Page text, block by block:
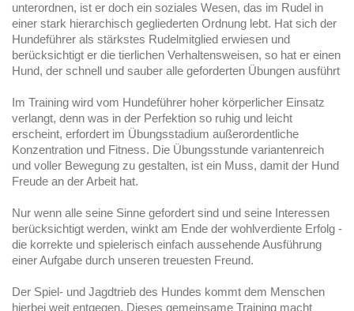
unterordnen, ist er doch ein soziales Wesen, das im Rudel in
einer stark hierarchisch gegliederten Ordnung lebt. Hat sich der
Hundeführer als stärkstes Rudelmitglied erwiesen und
berücksichtigt er die tierlichen Verhaltensweisen, so hat er einen
Hund, der schnell und sauber alle geforderten Übungen ausführt
Im Training wird vom Hundeführer hoher körperlicher Einsatz
verlangt, denn was in der Perfektion so ruhig und leicht
erscheint, erfordert im Übungsstadium außerordentliche
Konzentration und Fitness. Die Übungsstunde variantenreich
und voller Bewegung zu gestalten, ist ein Muss, damit der Hund
Freude an der Arbeit hat.
Nur wenn alle seine Sinne gefordert sind und seine Interessen
berücksichtigt werden, winkt am Ende der wohlverdiente Erfolg -
die korrekte und spielerisch einfach aussehende Ausführung
einer Aufgabe durch unseren treuesten Freund.
Der Spiel- und Jagdtrieb des Hundes kommt dem Menschen
hierbei weit entgegen. Dieses gemeinsame Training macht